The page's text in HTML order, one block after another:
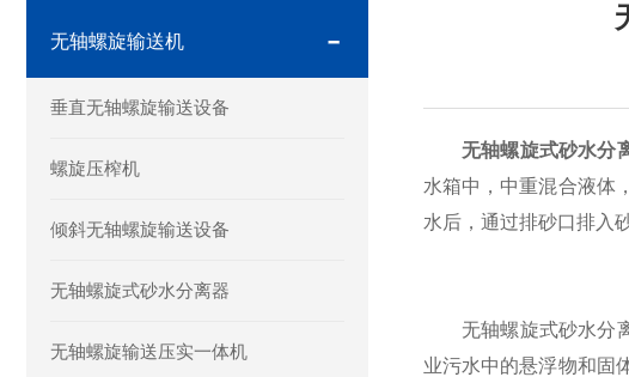
无轴螺旋输送机
垂直无轴螺旋输送设备
螺旋压榨机
倾斜无轴螺旋输送设备
无轴螺旋式砂水分离器
无轴螺旋输送压实一体机
无轴螺旋式砂水分
水箱中，中重混合液体
水后，通过排砂口排入
无轴螺旋式砂水分离
业污水中的悬浮物和固